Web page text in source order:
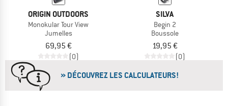
ORIGIN OUTDOORS
Monokular Tour View
Jumelles
69,95 €
(0)
SILVA
Begin 2
Boussole
19,95 €
(0)
» DÉCOUVREZ LES CALCULATEURS!